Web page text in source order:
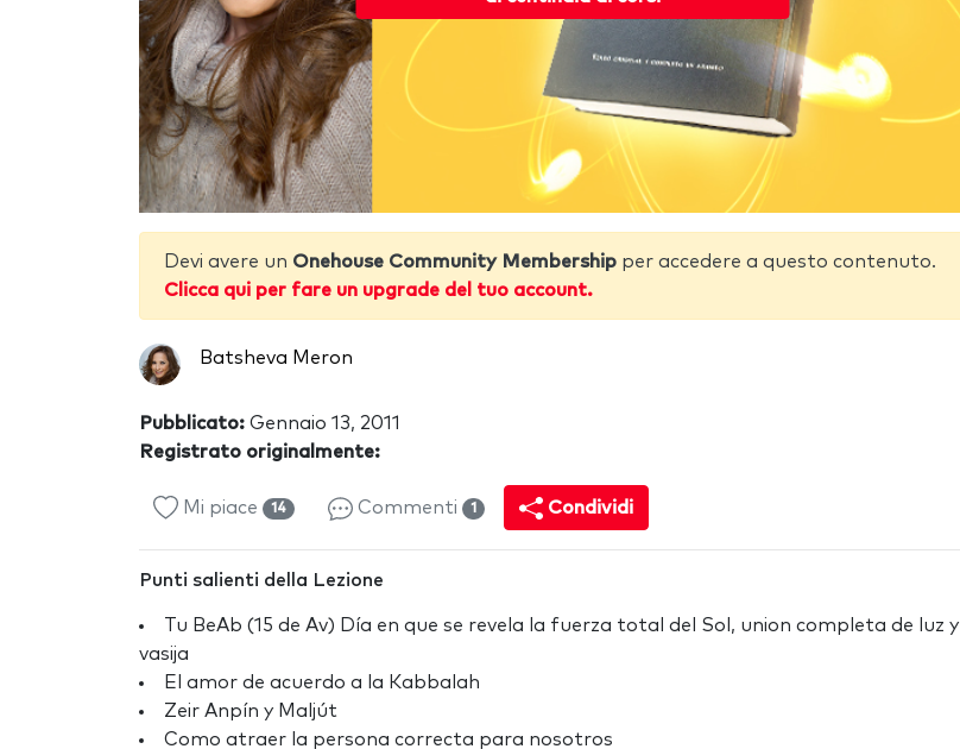
Devi avere un Onehouse Community Membership per accedere a questo contenuto.
Clicca qui per fare un upgrade del tuo account.
Batsheva Meron
Pubblicato: Gennaio 13, 2011
Registrato originalmente:
Mi piace 14 Commenti 1 Condividi
Punti salienti della Lezione
Tu BeAb (15 de Av) Día en que se revela la fuerza total del Sol, union completa de luz y
vasija
El amor de acuerdo a la Kabbalah
Zeir Anpín y Maljút
Como atraer la persona correcta para nosotros